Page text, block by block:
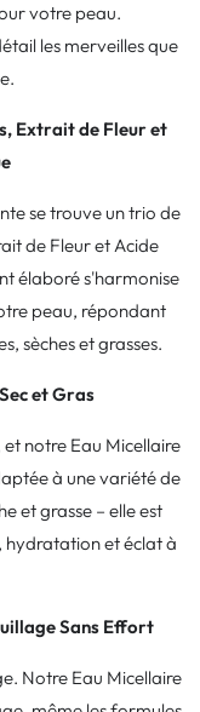
votre peau.
les merveilles que
Extrait de Fleur et
se trouve un trio de
de Fleur et Acide
élaboré s'harmonise
peau, répondant
sèches et grasses.
et Gras
et notre Eau Micellaire
à une variété de
et grasse – elle est
et éclat à
Sans Effort
Notre Eau Micellaire